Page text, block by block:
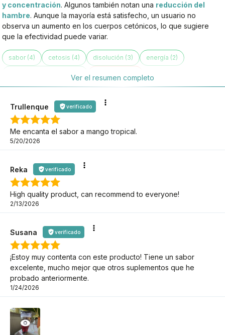
y concentración. Algunos también notan una reducción del
hambre. Aunque la mayoría está satisfecho, un usuario no
observa un aumento en los cuerpos cetónicos, lo que sugiere
que la efectividad puede variar.
sabor (4) cetosis (4) disolución (3) energía (2)
reducción del hambre (1)Ver el resumen completo
Trullenque verificado
Me encanta el sabor a mango tropical.
5/20/2026
Reka verificado
High quality product, can recommend to everyone!
2/13/2026
Susana verificado
¡Estoy muy contenta con este producto! Tiene un sabor
excelente, mucho mejor que otros suplementos que he
probado anteriormente.
1/24/2026